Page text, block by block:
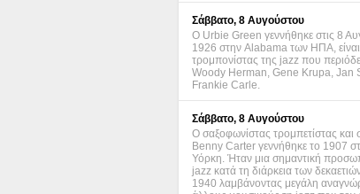
Σάββατο, 8 Αυγούστου
Ο Urbie Green γεννήθηκε στις 8
1926 στην Alabama των ΗΠΑ, είναι
τρομπονίστας της jazz που
Woody Herman, Gene Krupa, Jan
Frankie Carle.
Σάββατο, 8 Αυγούστου
Ο σαξοφωνίστας τρομπετίστας και
Benny Carter γεννήθηκε το 1907
Υόρκη. Ήταν μια σημαντική
jazz κατά τη διάρκεια των
1940 λαμβάνοντας μεγάλη